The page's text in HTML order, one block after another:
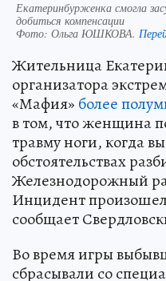
Екатеринбурженка смогла
добиться компенсации
Фото: Ольга ЮШКОВА.
Жительница
организатора
«Мафия» более
в том, что женщина
травму ноги, когда
обстоятельствах
Железнодорожный
Инцидент произошел
сообщает
Во время игры
сбрасывали со